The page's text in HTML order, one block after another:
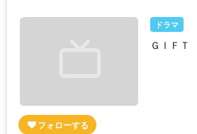
ドラマ
ＧＩＦＴ